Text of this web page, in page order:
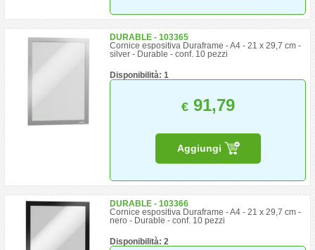
DURABLE - 103365
Cornice espositiva Duraframe - A4 - 21 x 29,7 cm -
silver - Durable - conf. 10 pezzi
Disponibilità: 1
€91,79
Aggiungi
DURABLE - 103366
Cornice espositiva Duraframe - A4 - 21 x 29,7 cm -
nero - Durable - conf. 10 pezzi
Disponibilità: 2